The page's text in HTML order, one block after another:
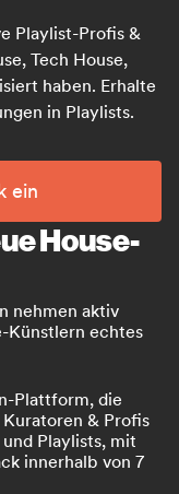
Playlist-Profis &
Tech House,
haben. Erhalte
in Playlists.
ein
House-
nehmen aktiv
Künstlern echtes
Plattform, die
& Profis
Playlists, mit
innerhalb von 7